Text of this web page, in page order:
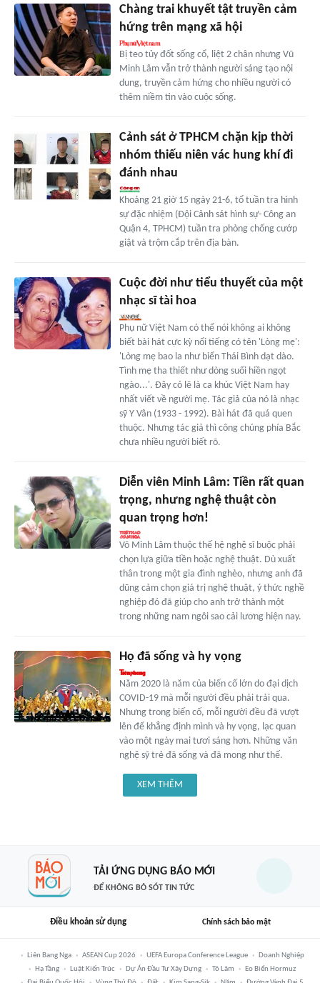
Chàng trai khuyết tật truyền cảm
hứng trên mạng xã hội
Bị teo tủy đốt sống cổ, liệt 2 chân nhưng Vũ
Minh Lâm vẫn trở thành người sáng tạo nội
dung, truyền cảm hứng cho nhiều người có
thêm niềm tin vào cuộc sống.
Cảnh sát ở TPHCM chặn kịp thời
nhóm thiếu niên vác hung khí đi
đánh nhau
Khoảng 21 giờ 15 ngày 21-6, tổ tuần tra hình
sự đặc nhiệm (Đội Cảnh sát hình sự- Công an
Quận 4, TPHCM) tuần tra phòng chống cướp
giật và trộm cắp trên địa bàn.
Cuộc đời như tiểu thuyết của một
nhạc sĩ tài hoa
Phụ nữ Việt Nam có thể nói không ai không
biết bài hát cực kỳ nổi tiếng có tên 'Lòng mẹ':
'Lòng mẹ bao la như biển Thái Bình dạt dào.
Tình mẹ tha thiết như dòng suối hiền ngọt
ngào...'. Đây có lẽ là ca khúc Việt Nam hay
nhất viết về người mẹ. Tác giả của nó là nhạc
sỹ Y Vân (1933 - 1992). Bài hát đã quá quen
thuộc. Nhưng tác giả thì công chúng phía Bắc
chưa nhiều người biết rõ.
Diễn viên Minh Lâm: Tiền rất quan
trọng, nhưng nghệ thuật còn
quan trọng hơn!
Võ Minh Lâm thuộc thế hệ nghệ sĩ buộc phải
chọn lựa giữa tiền hoặc nghệ thuật. Dù xuất
thân trong một gia đình nghèo, nhưng anh đã
dũng cảm chọn giá trị nghệ thuật, ý thức nghề
nghiệp đó đã giúp cho anh trở thành một
trong những nam ngôi sao cải lương hiện nay.
Họ đã sống và hy vọng
Năm 2020 là năm của biến cố lớn do đại dịch
COVID-19 mà mỗi người đều phải trải qua.
Nhưng trong biến cố, mỗi người đều đã vượt
lên để khẳng định mình và hy vọng, lạc quan
vào một ngày mai tươi sáng hơn. Những văn
nghệ sỹ trẻ đã sống và đã mong như thế.
XEM THÊM
TẢI ỨNG DỤNG BÁO MỚI
ĐỂ KHÔNG BỎ SÓT TIN TỨC
Điều khoản sử dụng Chính sách bảo mật
Liên Bang Nga ASEAN Cup 2026 UEFA Europa Conference League
Doanh Nghiệp
Hạ Tầng
Luật Kiến Trúc Dự Án Đầu Tư Xây Dựng Tô Lâm
Eo Biển Hormuz